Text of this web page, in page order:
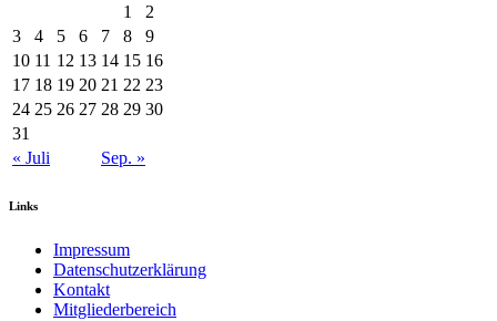
1
2
3
4 5 6 7 8
9
10 11 12 13 14 15 16
17 18 19 20 21 22 23
24 25 26 27 28 29 30
31
« Juli
Sep. »
Links
Impressum
Datenschutzerklärung
Kontakt
Mitgliederbereich